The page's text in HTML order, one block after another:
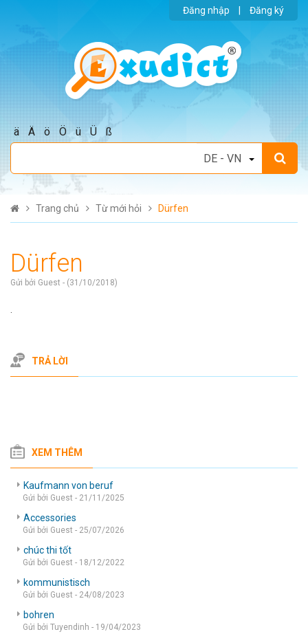
Đăng nhập Đăng ký
ä Ä ö Ö ü Ü ß
Trang chủ Từ mới hỏi Dürfen
Dürfen
Gửi bởi Guest - (31/10/2018)
TRẢ LỜI
XEM THÊM
Kaufmann von beruf
Gửi bởi Guest - 21/11/2025
Accessories
Gửi bởi Guest - 25/07/2026
chúc thi tốt
Gửi bởi Guest - 18/12/2022
kommunistisch
Gửi bởi Guest - 24/08/2023
bohren
Gửi bởi Tuyendinh - 19/04/2023